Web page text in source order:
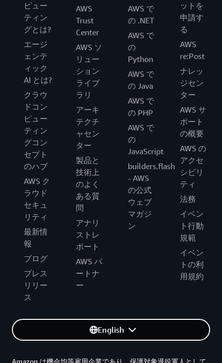
ピュー
ティン
グとは?
エージ
ェンテ
ィック
AI とは?
クラウ
ドコン
ピュー
ティン
グコン
セプト
のハブ
AWS ク
ラウド
セキュ
リティ
最新情
報
ブログ
プレス
リリー
ス
AWS
Trust
Center
AWS ソ
リュー
ション
ライブ
ラリ
アーキ
テクチ
ャセン
ター
製品と
技術上
のよく
ある質
問
アナリ
ストレ
ポート
AWS パ
ートナ
ー
AWS で
の .NET
AWS で
の
Python
AWS で
の Java
AWS で
の PHP
AWS で
の
JavaScript
builders.flash
- AWS
の公式
ウェブ
マガジ
ン
ットを
申請す
る
AWS
re:Post
ナレッ
ジセン
ター
AWS サ
ポート
の概要
AWS の
アクセ
シビリ
ティ
法務
イベン
ト行動
規範
イベン
トの利
用規約
English